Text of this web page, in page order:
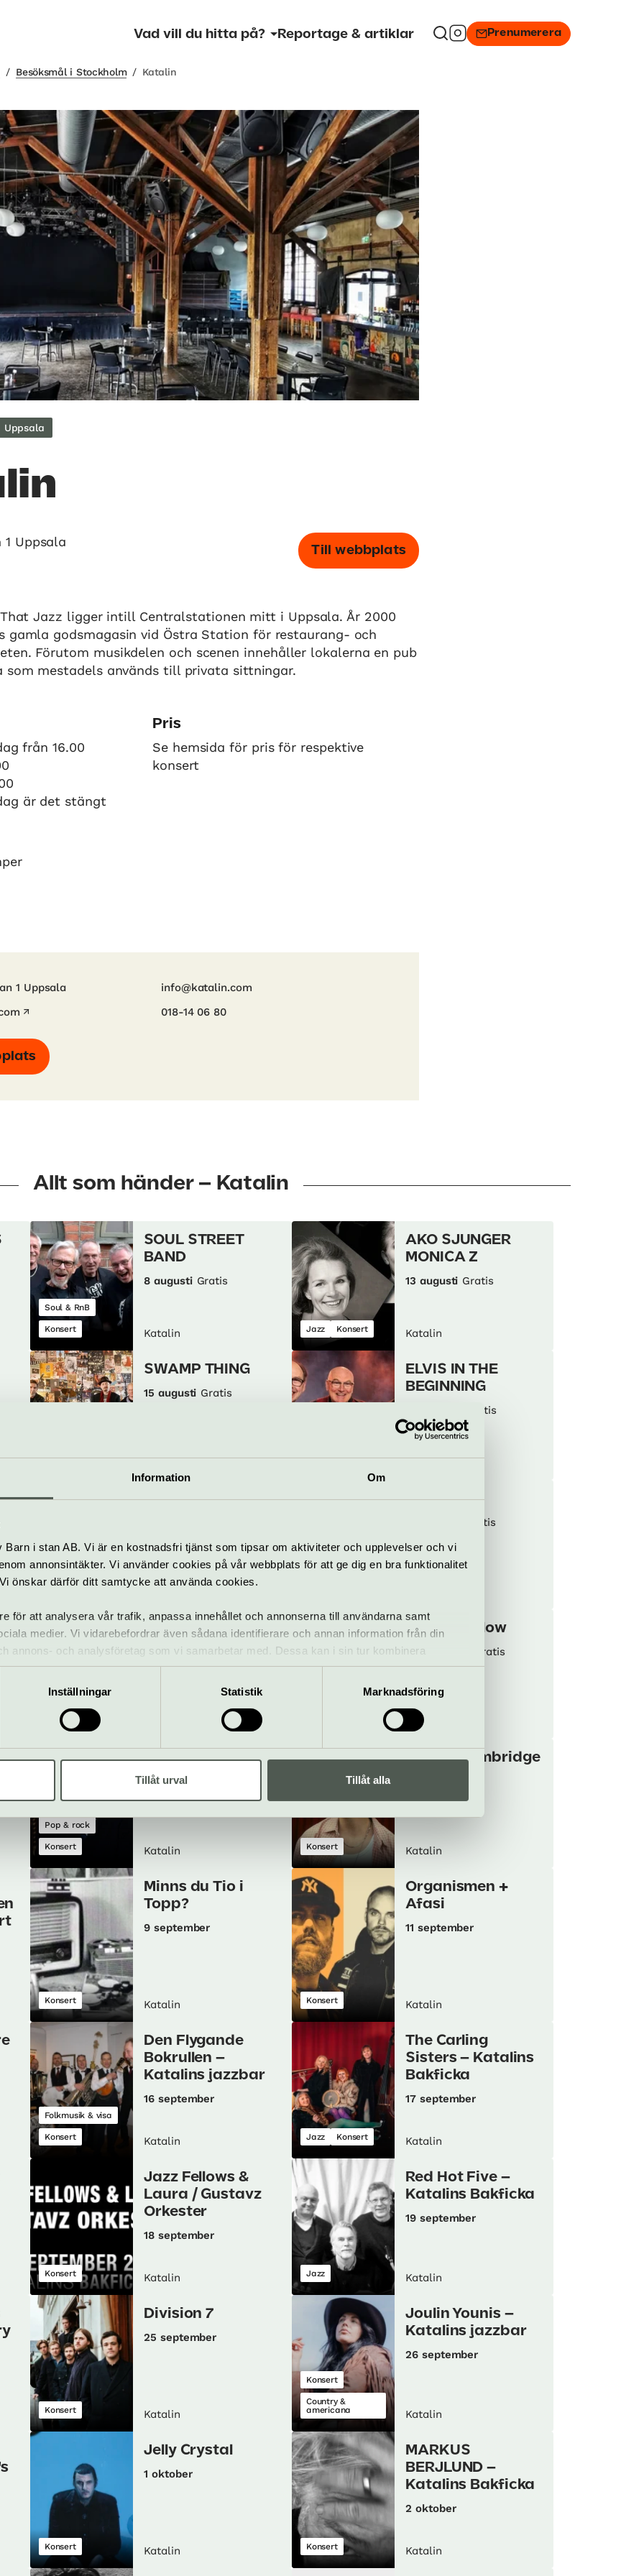
Information Om
Barn i stan AB. Vi är en kostnadsfri tjänst som tipsar om aktiviteter och upplevelser och vi
annonsintäkter. Vi använder cookies på vår webbplats för att ge dig en bra funktionalitet
önskar därför ditt samtycke att använda cookies.
för att analysera vår trafik, anpassa innehållet och annonserna till användarna samt
medier. Vi vidarebefordrar även sådana identifierare och annan information från din
annons- och analysföretag som vi samarbetar med. Dessa kan i sin tur kombinera
som du har tillhandahållit eller som de har samlat in när du har använt deras tjänster.
Inställningar Statistik Marknadsföring
Tillåt urval Tillåt alla
Vad vill du hitta på? Reportage & artiklar Prenumerera
/ Besöksmål i Stockholm / Katalin
Uppsala
1 Uppsala
Till webbplats
Jazz ligger intill Centralstationen mitt i Uppsala. År 2000
gamla godsmagasin vid Östra Station för restaurang- och
Förutom musikdelen och scenen innehåller lokalerna en pub
som mestadels används till privata sittningar.
från 16.00
är det stängt
Pris
Se hemsida för pris för respektive
konsert
1 Uppsala
info@katalin.com
018-14 06 80
Allt som händer – Katalin
Soul & RnB
Konsert
SOUL STREET
BAND
8 augusti Gratis
Katalin Jazz Konsert
AKO SJUNGER
MONICA Z
13 augusti Gratis
Katalin
Konsert
SWAMP THING
15 augusti Gratis
Katalin Konsert
ELVIS IN THE
BEGINNING
Gratis
Katalin
Country &
americana
LIGHTHOUSE
HEMKÖRT
Gratis
Konsert
BERGMAN BLUES
29 augusti Gratis
Herman Silow
1 september Gratis
Katalin
Pop & rock
Konsert
David Urwitz –
Jazzbaren
4–5 september
Katalin Konsert
Oscar Stembridge
Katalin
Konsert
Minns du Tio i
Topp?
9 september
Katalin Konsert
Organismen +
Afasi
11 september
Katalin
Folkmusik & visa
Konsert
Den Flygande
Bokrullen –
Katalins jazzbar
16 september
Katalin Jazz Konsert
The Carling
Sisters – Katalins
Bakficka
17 september
Katalin
Konsert
Jazz Fellows &
Laura / Gustavz
Orkester
18 september
Katalin Jazz
Red Hot Five –
Katalins Bakficka
19 september
Katalin
Konsert
Division 7
25 september
Katalin
Konsert
Country &
americana
Joulin Younis –
Katalins jazzbar
26 september
Katalin
Konsert
Jelly Crystal
1 oktober
Katalin Konsert
MARKUS
BERJLUND –
Katalins Bakficka
2 oktober
Katalin